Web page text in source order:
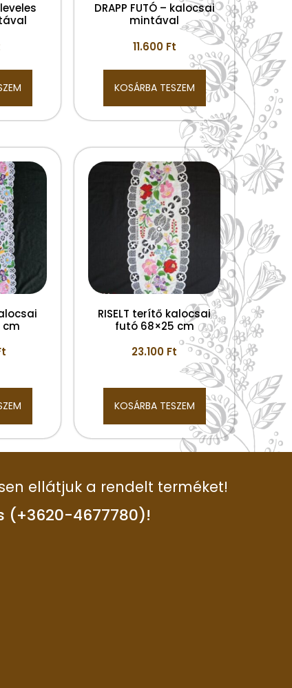
leveles
DRAPP FUTÓ – kalocsai
mintával
11.600 Ft
KOSÁRBA TESZEM
cm
RISELT terítő kalocsai
futó 68×25 cm
23.100 Ft
KOSÁRBA TESZEM
ellátjuk a rendelt terméket!
(+3620-4677780)!